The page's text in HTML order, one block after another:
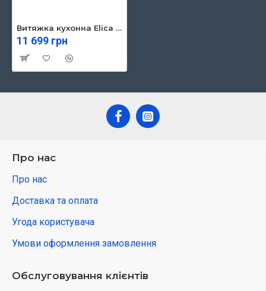
Витяжка кухонна Elica SHIRE BL/A/60
11 699 грн
Про нас
Про нас
Доставка та оплата
Угода користувача
Умови оформлення замовлення
Обслуговування клієнтів